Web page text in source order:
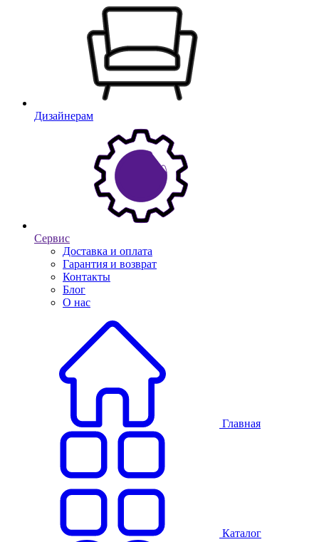
Дизайнерам
Сервис
Доставка и оплата
Гарантия и возврат
Контакты
Блог
О нас
Главная
Каталог